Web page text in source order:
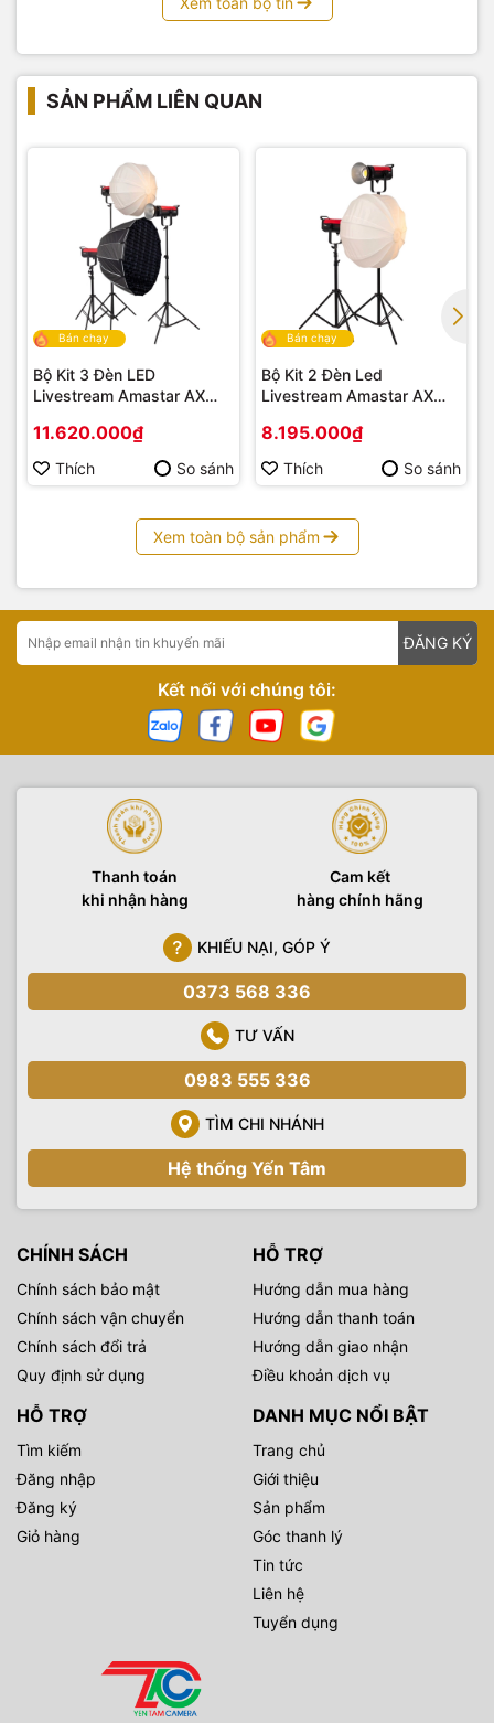
SẢN PHẨM LIÊN QUAN
Bán chạy
Bộ Kit 3 Đèn LED
Livestream Amastar AX
11.620.000₫
Thích So sánh
Bán chạy
Bộ Kit 2 Đèn Led
Livestream Amastar AX
8.195.000₫
Thích So sánh
Xem toàn bộ sản phẩm
ĐĂNG KÝ
Kết nối với chúng tôi:
Thanh toán
khi nhận hàng
Cam kết
hàng chính hãng
KHIẾU NẠI, GÓP Ý
0373 568 336
TƯ VẤN
0983 555 336
TÌM CHI NHÁNH
Hệ thống Yến Tâm
CHÍNH SÁCH
Chính sách bảo mật
Chính sách vận chuyển
Chính sách đổi trả
Quy định sử dụng
HỖ TRỢ
Hướng dẫn mua hàng
Hướng dẫn thanh toán
Hướng dẫn giao nhận
Điều khoản dịch vụ
HỖ TRỢ
Tìm kiếm
Đăng nhập
Đăng ký
Giỏ hàng
DANH MỤC NỔI BẬT
Trang chủ
Giới thiệu
Sản phẩm
Góc thanh lý
Tin tức
Liên hệ
Tuyển dụng